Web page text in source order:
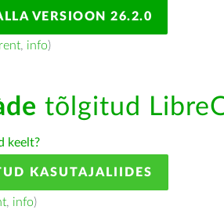
VERSIOON 26.2.0
, info)
tõlgitud
keelt?
KASUTAJALIIDES
, info)